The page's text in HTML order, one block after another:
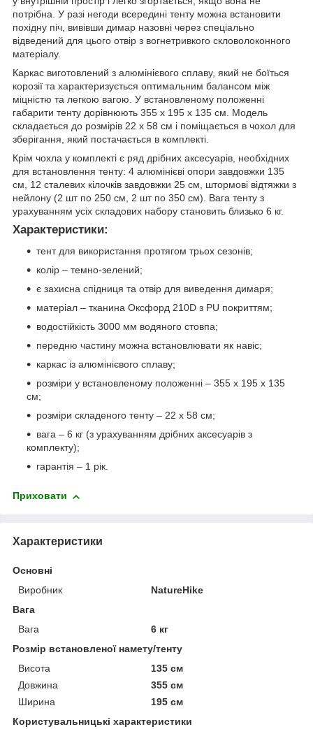
потрібна. У разі негоди всередині тенту можна встановити
похідну піч, вивівши димар назовні через спеціально
відведений для цього отвір з вогнетривкого скловолоконного
матеріалу.
Каркас виготовлений з алюмінієвого сплаву, який не боїться
корозії та характеризується оптимальним балансом між
міцністю та легкою вагою. У встановленому положенні
габарити тенту дорівнюють 355 х 195 х 135 см. Модель
складається до розмірів 22 x 58 см і поміщається в чохол для
зберігання, який постачається в комплекті.
Крім чохла у комплекті є ряд дрібних аксесуарів, необхідних
для встановлення тенту: 4 алюмінієві опори завдовжки 135
см, 12 сталевих кілочків завдовжки 25 см, штормові відтяжки з
нейлону (2 шт по 250 см, 2 шт по 350 см). Вага тенту з
урахуванням усіх складових набору становить близько 6 кг.
Характеристики:
тент для використання протягом трьох сезонів;
колір – темно-зелений;
є захисна спідниця та отвір для виведення димаря;
матеріал – тканина Оксфорд 210D з PU покриттям;
водостійкість 3000 мм водяного стовпа;
передню частину можна встановлювати як навіс;
каркас із алюмінієвого сплаву;
розміри у встановленому положенні – 355 х 195 х 135
см;
розміри складеного тенту – 22 х 58 см;
вага – 6 кг (з урахуванням дрібних аксесуарів з
комплекту);
гарантія – 1 рік.
Приховати
Характеристики
Основні
Виробник
NatureHike
Вага
Вага
6 кг
Розмір встановленої намету/тенту
Висота
135 см
Довжина
355 см
Ширина
195 см
Користувальницькі характеристики